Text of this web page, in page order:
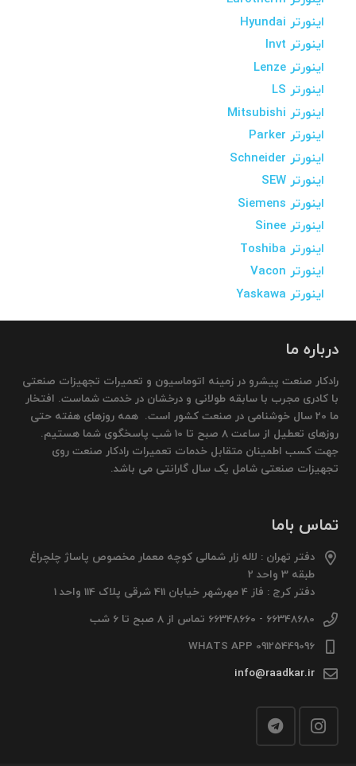
اینورتر Hyundai
اینورتر Invt
اینورتر Lenze
اینورتر LS
اینورتر Mitsubishi
اینورتر Parker
اینورتر Schneider
اینورتر SEW
اینورتر Siemens
اینورتر Sinee
اینورتر Toshiba
اینورتر Vacon
اینورتر Yaskawa
درباره ما
رادکار صنعت پیشرو در زمینه اتوماسیون و تعمیرات تجهیزات صنعتی
با کادری مجرب با سابقه طولانی و درخشان در خدمت شماست. افتخار
ما 20 سال خوشنامی در صنعت کشور است. همه روزهای هفته حتی
روزهای تعطیل از ساعت 8 صبح تا 10 شب پاسخگوی شما هستیم.
جهت کسب اطمینان متقابل خدمات تعمیرات رادکار صنعت روی
تجهیزات صنعتی شامل یک سال گارانتی می باشد.
تماس باما
دفتر تهران : لاله زار شمالی کوچه معمار مخصوص پاساژ چلچراغ
طبقه 3 واحد 2
دفتر کرج : فاز 4 مهرشهر خیابان 411 شرقی پلاک 114 واحد 1
66348680 - 66348660 تماس از 8 صبح تا 6 شب
09125449096 WHATS APP
info@raadkar.ir